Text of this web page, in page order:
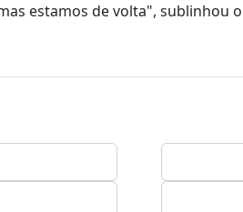
estamos de volta", sublinhou